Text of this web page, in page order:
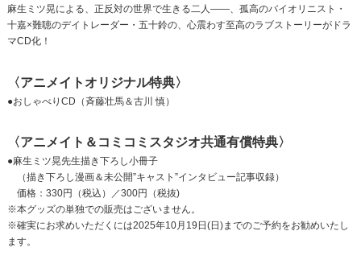
麻生ミツ晃による、正反対の世界で生きる二人――、孤高のバイオリニスト・
十嘉×難聴のデイトレーダー・五十鈴の、心震わす至高のラブストーリーがドラ
マCD化！
〈アニメイトオリジナル特典〉
●おしゃべりCD（斉藤壮馬＆古川 慎）
〈アニメイト＆コミコミスタジオ共通有償特典〉
●麻生ミツ晃先生描き下ろし小冊子
（描き下ろし漫画＆未公開”キャスト”インタビュー記事収録）
価格：330円（税込）／300円（税抜)
※本グッズの単独での販売はございません。
※確実にお求めいただくには2025年10月19日(日)までのご予約をお勧めいたし
ます。